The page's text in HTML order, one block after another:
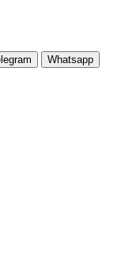
Whatsapp